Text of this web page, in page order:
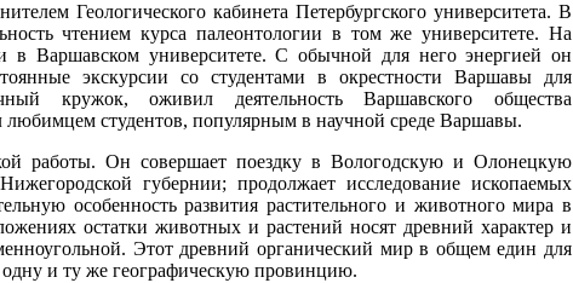
Геологического кабинета Петербургского университета. В
чтением курса палеонтологии в том же университете. На
Варшавском университете. С обычной для него энергией он
экскурсии со студентами в окрестности Варшавы для
кружок, оживил деятельность Варшавского общества
любимцем студентов, популярным в научной среде Варшавы.
работы. Он совершает поездку в Вологодскую и Олонецкую
губернии; продолжает исследование ископаемых
особенность развития растительного и животного мира в
остатки животных и растений носят древний характер и
Этот древний органический мир в общем един для
и ту же географическую провинцию.